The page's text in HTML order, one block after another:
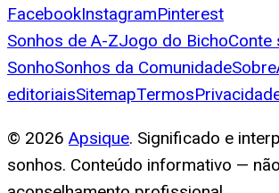
FacebookInstagramPinterest
Sonhos de A-ZJogo do BichoConte
SonhoSonhos da ComunidadeSobre
editoriaisSitemapTermos
© 2026 Apsique. Significado e
sonhos. Conteúdo informativo —